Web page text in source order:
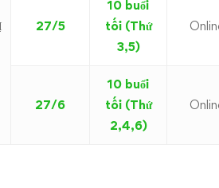
27/5
10 buổi
tối (Thứ
3,5)
27/6
10 buổi
tối (Thứ
2,4,6)